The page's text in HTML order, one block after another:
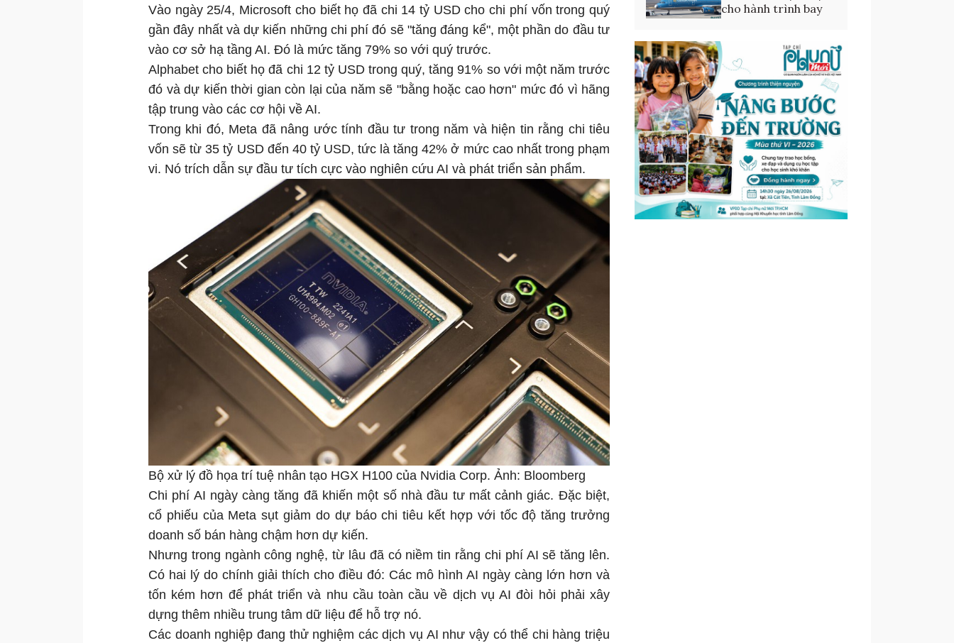
Vào ngày 25/4, Microsoft cho biết họ đã chi 14 tỷ USD cho chi phí vốn trong quý
gần đây nhất và dự kiến những chi phí đó sẽ "tăng đáng kể", một phần do đầu tư
vào cơ sở hạ tầng AI. Đó là mức tăng 79% so với quý trước.
Alphabet cho biết họ đã chi 12 tỷ USD trong quý, tăng 91% so với một năm trước
đó và dự kiến thời gian còn lại của năm sẽ "bằng hoặc cao hơn" mức đó vì hãng
tập trung vào các cơ hội về AI.
Trong khi đó, Meta đã nâng ước tính đầu tư trong năm và hiện tin rằng chi tiêu
vốn sẽ từ 35 tỷ USD đến 40 tỷ USD, tức là tăng 42% ở mức cao nhất trong phạm
vi. Nó trích dẫn sự đầu tư tích cực vào nghiên cứu AI và phát triển sản phẩm.
Bộ xử lý đồ họa trí tuệ nhân tạo HGX H100 của Nvidia Corp. Ảnh: Bloomberg
Chi phí AI ngày càng tăng đã khiến một số nhà đầu tư mất cảnh giác. Đặc biệt,
cổ phiếu của Meta sụt giảm do dự báo chi tiêu kết hợp với tốc độ tăng trưởng
doanh số bán hàng chậm hơn dự kiến.
Nhưng trong ngành công nghệ, từ lâu đã có niềm tin rằng chi phí AI sẽ tăng lên.
Có hai lý do chính giải thích cho điều đó: Các mô hình AI ngày càng lớn hơn và
tốn kém hơn để phát triển và nhu cầu toàn cầu về dịch vụ AI đòi hỏi phải xây
dựng thêm nhiều trung tâm dữ liệu để hỗ trợ nó.
Các doanh nghiệp đang thử nghiệm các dịch vụ AI như vậy có thể chi hàng triệu
cho hành trình bay